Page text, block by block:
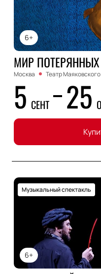
6+
МИР
Москва Театр Маяковского
5 СЕНТ 25
6+
Музыкальный спектакль